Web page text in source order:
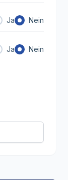
Ja Nein
Ja Nein